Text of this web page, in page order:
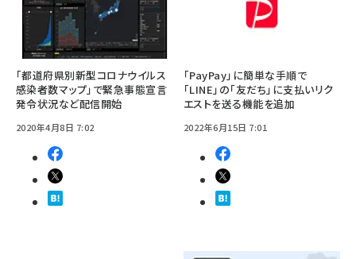
「都道府県別新型コロナウイルス
感染者数マップ」で緊急事態宣言
発令状況など配信開始
2020年4月8日 7:02
「PayPay」に簡単な手順で
「LINE」の「友だち」に支払いリク
エストを送る機能を追加
2022年6月15日 7:01